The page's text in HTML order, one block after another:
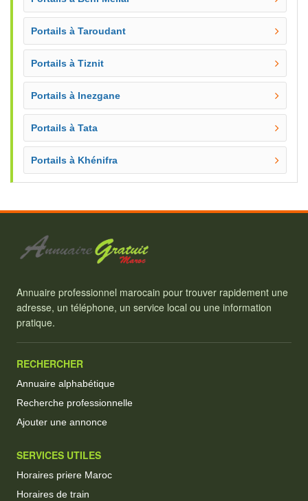
Portails à Taroudant
Portails à Tiznit
Portails à Inezgane
Portails à Tata
Portails à Khénifra
Annuaire professionnel marocain pour trouver rapidement une
adresse, un téléphone, un service local ou une information
pratique.
RECHERCHER
Annuaire alphabétique
Recherche professionnelle
Ajouter une annonce
SERVICES UTILES
Horaires priere Maroc
Horaires de train